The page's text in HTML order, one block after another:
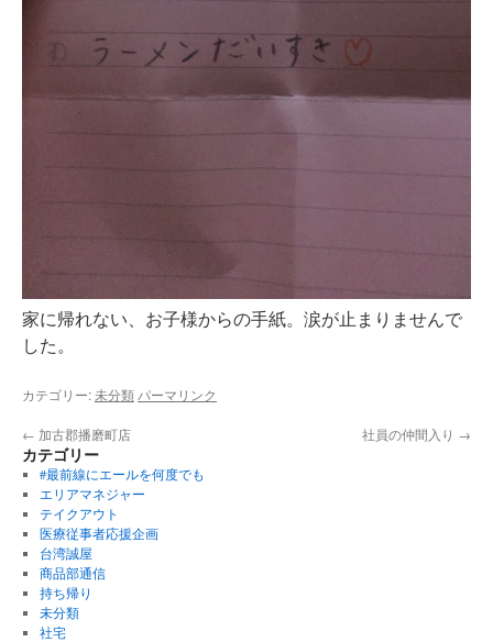
家に帰れない、お子様からの手紙。涙が止まりませんで
した。
カテゴリー:未分類 パーマリンク
← 加古郡播磨町店 社員の仲間入り →
カテゴリー
#最前線にエールを何度でも
エリアマネジャー
テイクアウト
医療従事者応援企画
台湾誠屋
商品部通信
持ち帰り
未分類
社宅